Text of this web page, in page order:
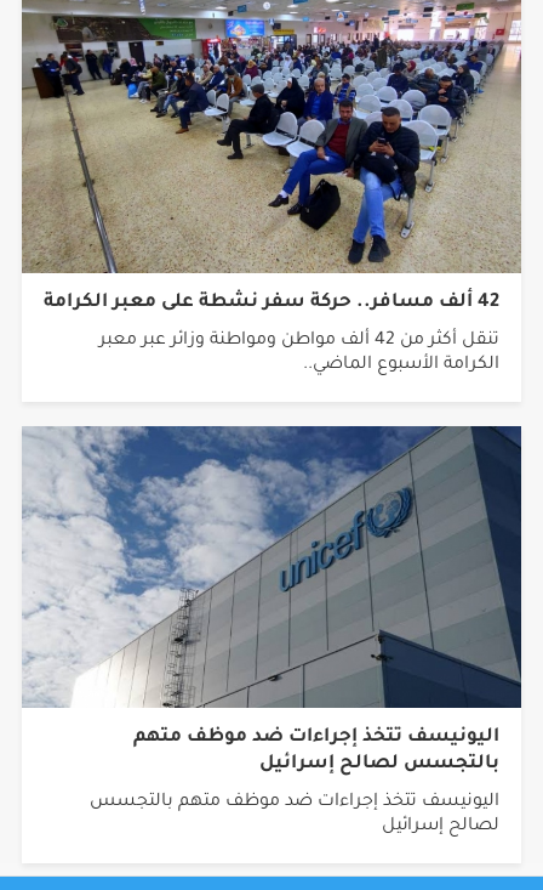
42 ألف مسافر.. حركة سفر نشطة على معبر الكرامة
تنقل أكثر من 42 ألف مواطن ومواطنة وزائر عبر معبر
الكرامة الأسبوع الماضي..
اليونيسف تتخذ إجراءات ضد موظف متهم
بالتجسس لصالح إسرائيل
اليونيسف تتخذ إجراءات ضد موظف متهم بالتجسس
لصالح إسرائيل